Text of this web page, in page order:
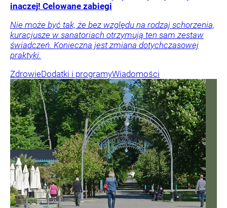
inaczej! Celowane zabiegi
Nie może być tak, że bez względu na rodzaj schorzenia,
kuracjusze w sanatoriach otrzymują ten sam zestaw
świadczeń. Konieczna jest zmiana dotychczasowej
praktyki.
ZdrowieDodatki i programyWiadomości